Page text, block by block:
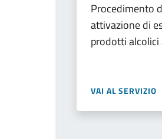
Procedimento
attivazione di
prodotti alcolici
VAI AL SERVIZIO